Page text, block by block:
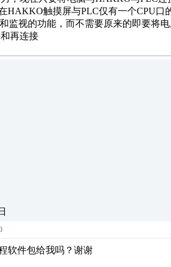
HAKKO触摸屏与PLC仅有一个CPU
监视的功能，而不需要原来的即要将
再连接
软件包给我吗？谢谢